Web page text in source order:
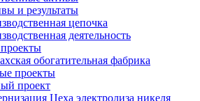
и результаты
цепочка
деятельность
обогатительная фабрика
проекты
проект
Цеха электролиза никеля